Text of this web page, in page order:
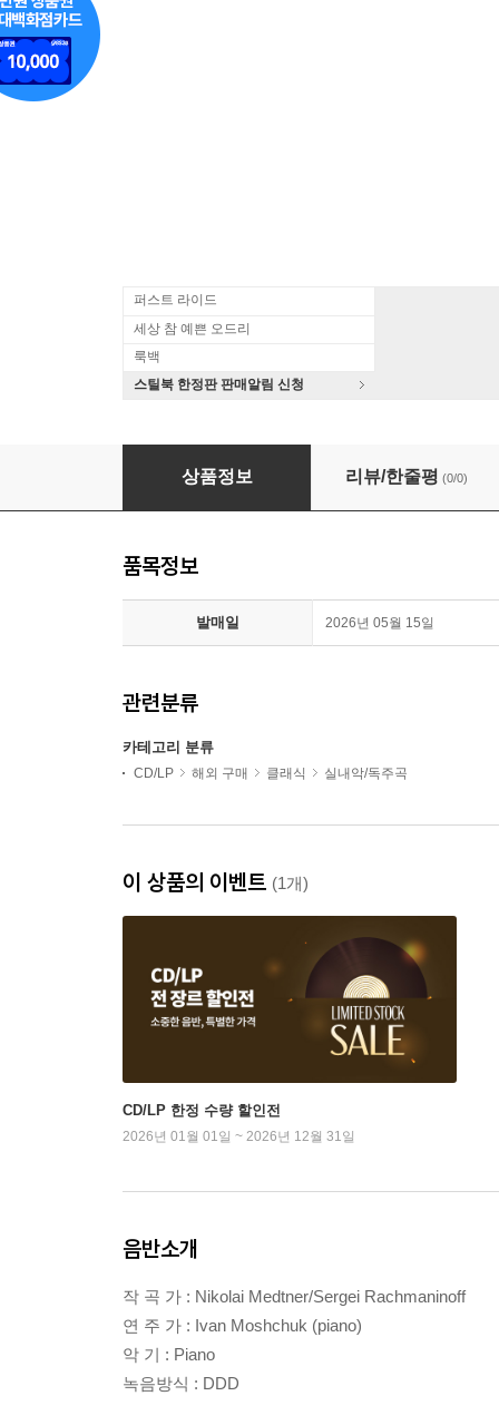
퍼스트 라이드
세상 참 예쁜 오드리
룩백
스틸북 한정판 판매알림 신청
상품정보 리뷰/한줄평 (0/0)
품목정보
발매일 2026년 05월 15일
관련분류
카테고리 분류
CD/LP 해외 구매 클래식 실내악/독주곡
이 상품의 이벤트 (1개)
CD/LP 한정 수량 할인전
2026년 01월 01일 ~ 2026년 12월 31일
음반소개
작 곡 가 : Nikolai Medtner/Sergei Rachmaninoff
연 주 가 : Ivan Moshchuk (piano)
악 기 : Piano
녹음방식 : DDD